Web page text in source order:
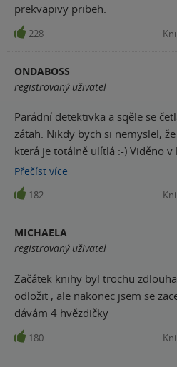
prekvapivy pribeh.
228
ONDABOSS
registrovaný uživatel
Parádní detektivka a sqěle se
zátah. Nikdy bych si nemyslel,
která je totálně ulítlá :-) Viděno v
obě jsou velmi příjemným
Přečíst více
182
MICHAELA
registrovaný uživatel
Začátek knihy byl trochu
odložit , ale nakonec jsem se
dávám 4 hvězdičky
180